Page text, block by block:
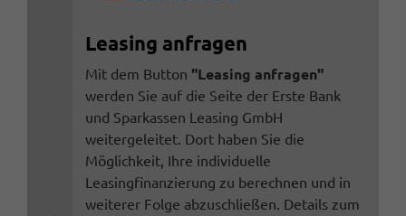
Leasing anfragen
Mit dem Button "Leasing anfragen"
werden Sie auf die Seite der Erste Bank
und Sparkassen Leasing GmbH
weitergeleitet. Dort haben Sie die
Möglichkeit, Ihre individuelle
Leasingfinanzierung zu berechnen und in
weiterer Folge abzuschließen. Details zum